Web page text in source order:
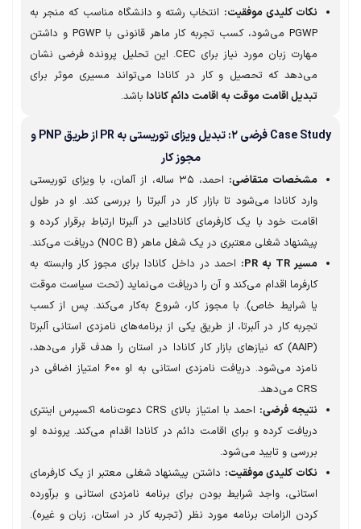
نکات کلیدی موفقیت: انتخاب رشته و دانشگاه مناسب که منجر به
PGWP می‌شود، کسب تجربه کار ماهر قانونی با PGWP و داشتن
مهارت زبان مورد نیاز برای CEC. این تحلیل پرونده فرضی نشان
می‌دهد که تحصیل و کار در کانادا می‌تواند مسیری موثر برای
تبدیل اقامت موقت به اقامت دائم کاناداباشد.
Case Study فرضی ۲: تبدیل ویزای توریستی به PR از طریق PNP و
مجوز کار
مشخصات متقاضی:
احمد، ۳۵ ساله، از آلمان، با ویزای توریستی
وارد کانادا می‌شود تا بازار کار در آلبرتا را بررسی کند. او در طول
اقامت خود با یک کارفرمای کانادایی در آلبرتا ارتباط برقرار کرده و
پیشنهاد شغلی معتبری در یک شغل ماهر (NOC B) دریافت می‌کند.
مسیر TR به PR:
احمد در داخل کانادا برای مجوز کار وابسته به
کارفرما اقدام می‌کند و آن را دریافت می‌نماید (تحت سیاست موقت
یا شرایط خاص). با مجوز کار، شروع به‌کار می‌کند. پس از کسب
تجربه کار در آلبرتا، از طریق یکی از برنامه‌های نامزدی استانی آلبرتا
(AAIP) که نیازهای بازار کار کانادا در استان را هدف قرار می‌دهد،
نامزد می‌شود. دریافت نامزدی استانی به او ۶۰۰ امتیاز اضافی در
نتیجه فرضی:
احمد با امتیاز بالای CRS دعوت‌نامه اکسپرس اینتری
دریافت کرده و برای اقامت دائم در کانادا اقدام می‌کند. پرونده او
بررسی و تایید می‌شود.
نکات کلیدی موفقیت: داشتن پیشنهاد شغلی معتبر از یک کارفرمای
استانی، واجد شرایط بودن برای برنامه نامزدی استانی و برآورده
کردن الزامات برنامه مورد نظر (تجربه کار در استان، زبان و غیره).